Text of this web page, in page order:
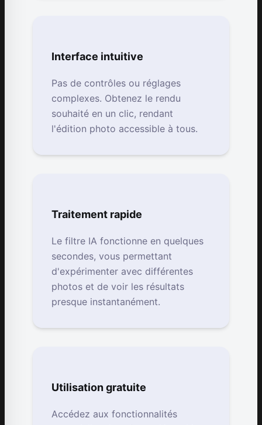
Interface intuitive
Pas de contrôles ou réglages
complexes. Obtenez le rendu
souhaité en un clic, rendant
l'édition photo accessible à tous.
Traitement rapide
Le filtre IA fonctionne en quelques
secondes, vous permettant
d'expérimenter avec différentes
photos et de voir les résultats
presque instantanément.
Utilisation gratuite
Accédez aux fonctionnalités